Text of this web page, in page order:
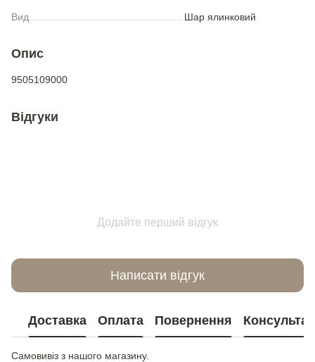
Вид. Шар ялинковий
Опис
9505109000
Відгуки
Додайте перший відгук
Написати відгук
Доставка Оплата Повернення
Самовивіз з нашого магазину.